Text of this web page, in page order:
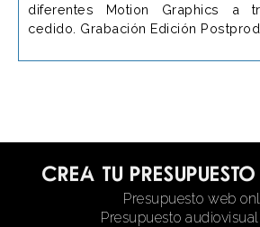
diferentes Motion Graphics a
cedido. Grabación Edición
Crea tu
Presupuesto web
Presupuesto